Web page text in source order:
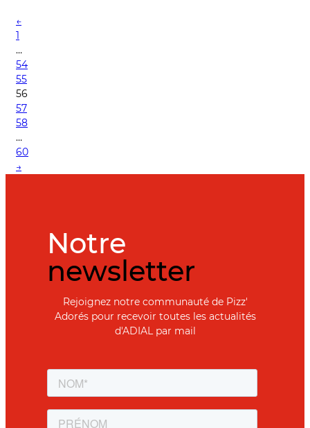
←
1
…
54
55
56
57
58
…
60
→
Notre
newsletter
Rejoignez notre communauté de Pizz'
Adorés pour recevoir toutes les actualités
d'ADIAL par mail